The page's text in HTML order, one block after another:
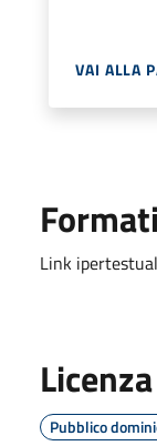
VAI ALLA
Link
Pubblico